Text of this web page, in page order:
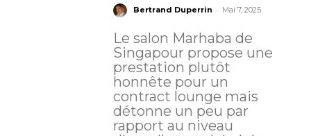
Bertrand Duperrin - Mai 7, 2025
Le salon Marhaba de
Singapour propose une
prestation plutôt
honnête pour un
contract lounge mais
détonne un peu par
rapport au niveau